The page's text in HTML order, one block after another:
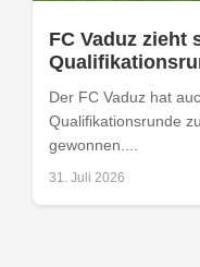
FC Vaduz zieht
Der FC Vaduz hat
Qualifikationsrunde
gewonnen....
31. Juli 2026